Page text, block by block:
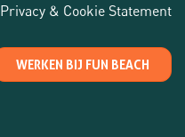
Privacy & Cookie Statement
WERKEN BIJ FUN BEACH